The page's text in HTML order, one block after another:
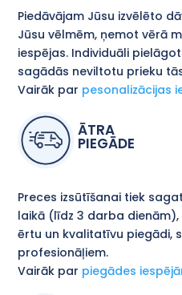
Piedāvājam Jūsu izvēlēto
Jūsu vēlmēm, ņemot vērā
iespējas. Individuāli
sagādās neviltotu prieku
Vairāk par pesonalizācijas
ĀTRA
PIEGĀDE
Preces izsūtīšanai tiek
laikā (līdz 3 darba
ērtu un kvalitatīvu piegādi,
profesionāļiem.
Vairāk par piegādes